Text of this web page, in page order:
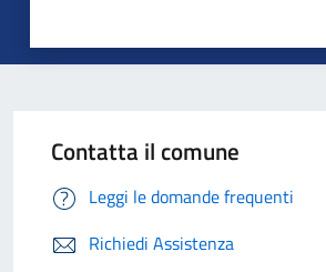
Contatta il comune
Leggi le domande frequenti
Richiedi Assistenza